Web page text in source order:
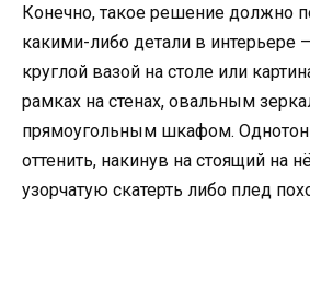
Конечно, такое решение должно
какими-либо детали в интерьере
круглой вазой на столе или
рамках на стенах, овальным
прямоугольным шкафом.
оттенить, накинув на стоящий на
узорчатую скатерть либо плед